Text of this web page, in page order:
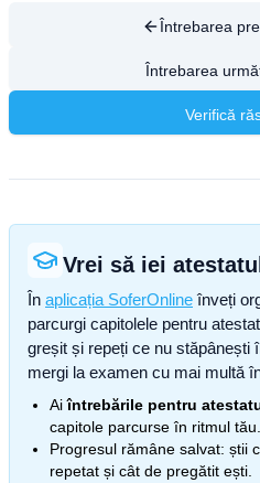
Întrebarea
Întrebarea
Verifică
Vrei să iei
În aplicația SoferOnline înveți
parcurgi capitolele pentru
greșit și repeți ce nu stăpânești
mergi la examen cu mai multă
Aiîntrebările pentru
capitole parcurse în ritmul tău.
Progresul rămâne salvat: știi
repetat și cât de pregătit ești.